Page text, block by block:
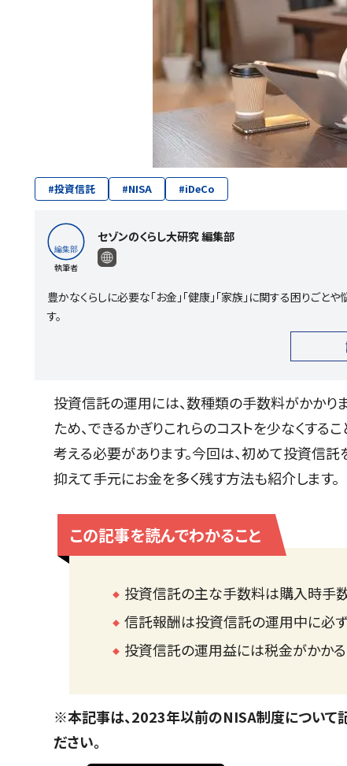
#投資信託 #NISA #iDeCo
執筆者
セゾンのくらし大研究 編集部
豊かなくらしに必要な「お金」「健康」「家族」に関する困りご
す。
投資信託の運用には、数種類の手数料がかかり
ため、できるかぎりこれらのコストを少なくす
考える必要があります。今回は、初めて投資信
抑えて手元にお金を多く残す方法も紹介します。
この記事を読んでわかること
投資信託の主な手数料は購入時手
信託報酬は投資信託の運用中に必
投資信託の運用益には税金がかか
※本記事は、2023年以前のNISA制度について
ださい。